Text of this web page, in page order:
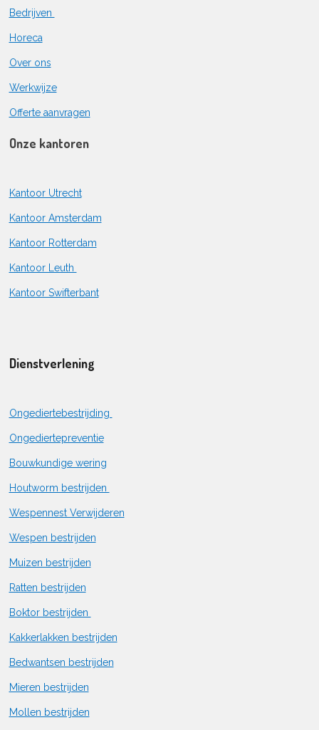
Bedrijven
Horeca
Over ons
Werkwijze
Offerte aanvragen
Onze kantoren
Kantoor Utrecht
Kantoor Amsterdam
Kantoor Rotterdam
Kantoor Leuth
Kantoor Swifterbant
Dienstverlening
Ongediertebestrijding
Ongediertepreventie
Bouwkundige wering
Houtworm bestrijden
Wespennest Verwijderen
Wespen bestrijden
Muizen bestrijden
Ratten bestrijden
Boktor bestrijden
Kakkerlakken bestrijden
Bedwantsen bestrijden
Mieren bestrijden
Mollen bestrijden